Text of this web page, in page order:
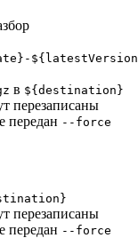
в ${destination}
перезаписаны
передан --force
перезаписаны
передан --force